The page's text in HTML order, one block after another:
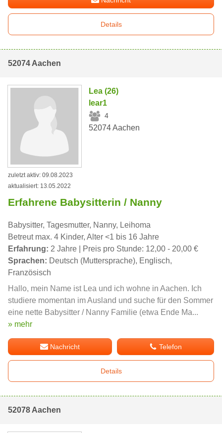
Details
52074 Aachen
Lea (26)
lear1
4
52074 Aachen
zuletzt aktiv: 09.08.2023
aktualisiert: 13.05.2022
Erfahrene Babysitterin / Nanny
Babysitter, Tagesmutter, Nanny, Leihoma
Betreut max. 4 Kinder, Alter <1 bis 16 Jahre
Erfahrung: 2 Jahre | Preis pro Stunde: 12,00 - 20,00 €
Sprachen: Deutsch (Muttersprache), Englisch,
Französisch
Hallo, mein Name ist Lea und ich wohne in Aachen. Ich
studiere momentan im Ausland und suche für den Sommer
eine nette Babysitter / Nanny Familie (etwa Ende Ma...
» mehr
Nachricht Telefon
Details
52078 Aachen